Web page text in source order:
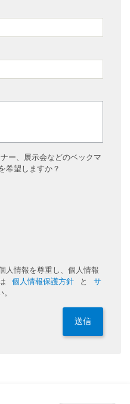
ー、展示会などのベックマ
希望しますか？
人情報を尊重し、個人情報
個人情報保護方針 と
サ
送信